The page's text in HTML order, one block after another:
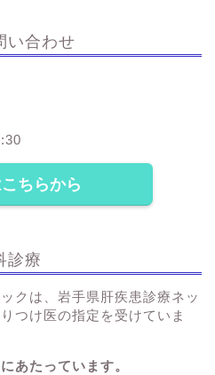
い合わせ
ちらから
診療
クは、岩手県肝疾患診療ネッ
つけ医の指定を受けていま
あたっています。